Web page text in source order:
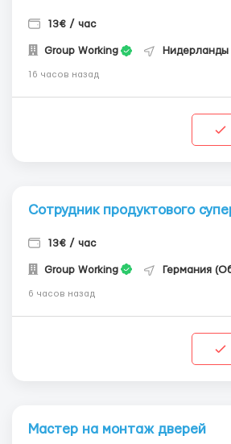
13€ / час
Group Working
16 часов назад
Сотрудник продуктового
13€ / час
Group Working Германия
6 часов назад
Мастер на монтаж дверей